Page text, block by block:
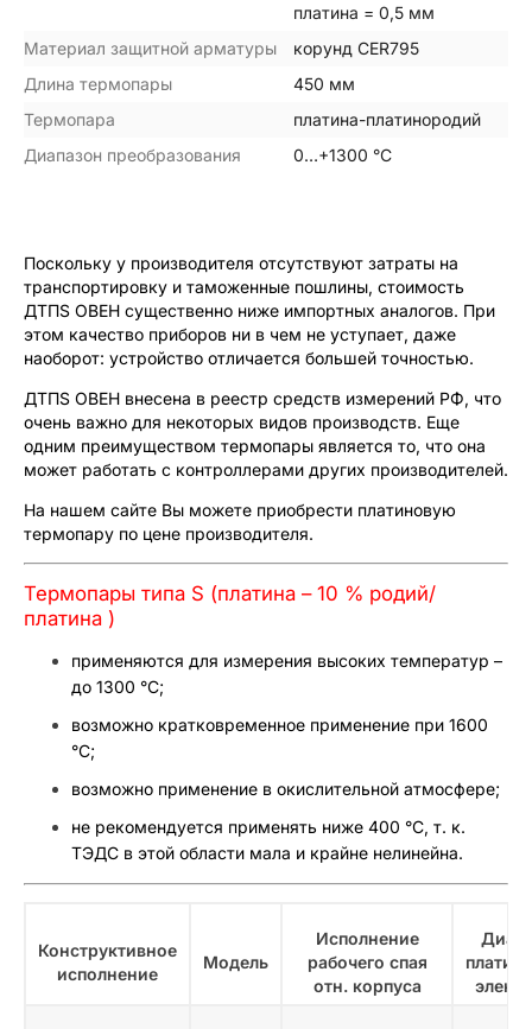
платина = 0,5 мм
Материал защитной арматуры
корунд CER795
Длина термопары
450 мм
Термопара
платина-платинородий
Диапазон преобразования
0…+1300 °С
Поскольку у производителя отсутствуют затраты на
транспортировку и таможенные пошлины, стоимость
ДТПS ОВЕН существенно ниже импортных аналогов. При
этом качество приборов ни в чем не уступает, даже
наоборот: устройство отличается большей точностью.
ДТПS ОВЕН внесена в реестр средств измерений РФ, что
очень важно для некоторых видов производств. Еще
одним преимуществом термопары является то, что она
может работать с контроллерами других производителей.
На нашем сайте Вы можете приобрести платиновую
термопару по цене производителя.
Термопары типа S (платина – 10 % родий/
платина )
применяются для измерения высоких температур –
до 1300 °С;
возможно кратковременное применение при 1600
°С;
возможно применение в окислительной атмосфере;
не рекомендуется применять ниже 400 °С, т. к.
ТЭДС в этой области мала и крайне нелинейна.
Конструктивное
исполнение
Модель
Исполнение
рабочего спая
отн. корпуса